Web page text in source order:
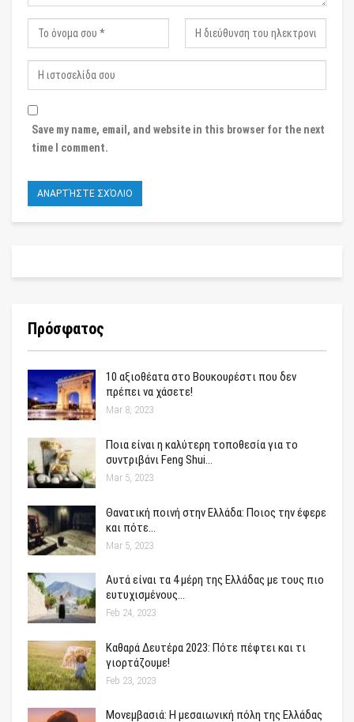
Save my name, email, and website in this browser for the next
time I comment.
Πρόσφατος
10 αξιοθέατα στο Βουκουρέστι που δεν
πρέπει να χάσετε!
Mar 8, 2023
Ποια είναι η καλύτερη τοποθεσία για το
συντριβάνι Feng Shui…
Mar 5, 2023
Θανατική ποινή στην Ελλάδα: Ποιος την έφερε
και πότε…
Mar 5, 2023
Αυτά είναι τα 4 μέρη της Ελλάδας με τους πιο
ευτυχισμένους…
Feb 24, 2023
Καθαρά Δευτέρα 2023: Πότε πέφτει και τι
γιορτάζουμε!
Feb 23, 2023
Μονεμβασιά: Η μεσαιωνική πόλη της Ελλάδας